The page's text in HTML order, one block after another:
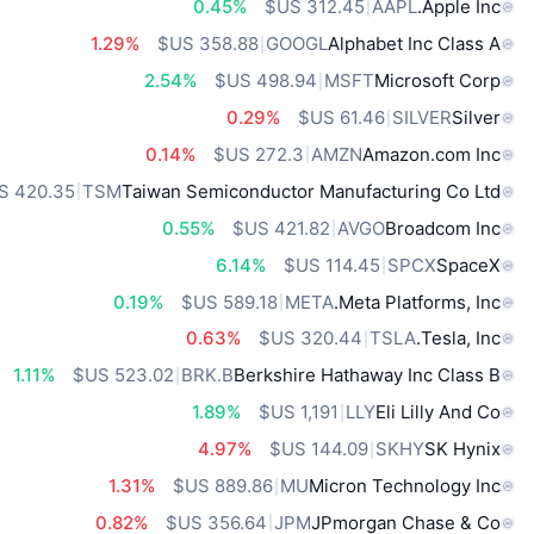
Apple Inc.
AAPL
0.45%
Alphabet Inc Class A
GOOGL
‏358.88 US$
1.29%
Microsoft Corp
MSFT
2.54%
Silver
SILVER
‏61.46 US$
0.29%
Amazon.com Inc
AMZN
0.14%
Taiwan Semiconductor Manufacturing Co Ltd
TSM
Broadcom Inc
AVGO
0.55%
SpaceX
SPCX
6.14%
Meta Platforms, Inc.
META
‏589.18 US$
0.19%
Tesla, Inc.
TSLA
0.63%
Berkshire Hathaway Inc Class B
BRK.B
1.11%
Eli Lilly And Co
LLY
1.89%
SK Hynix
SKHY
‏144.09 US$
4.97%
Micron Technology Inc
MU
‏889.86 US$
1.31%
JPmorgan Chase & Co
JPM
0.82%